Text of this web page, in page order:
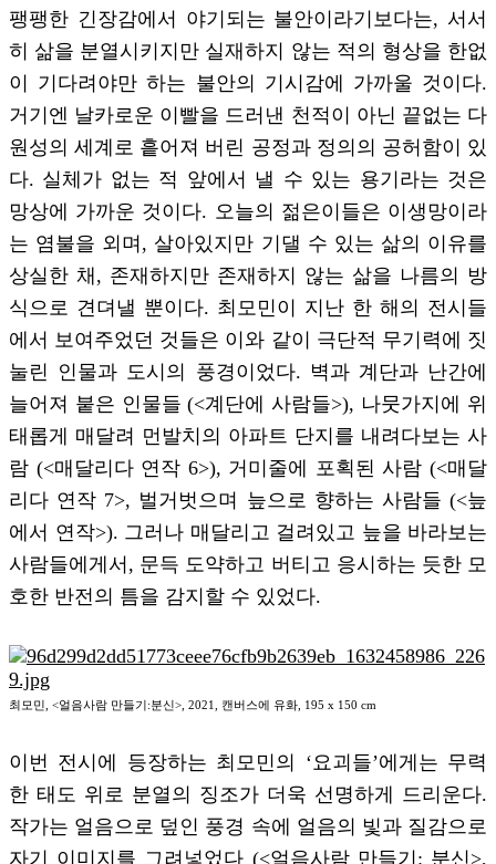
팽팽한 긴장감에서 야기되는 불안이라기보다는, 서서
히 삶을 분열시키지만 실재하지 않는 적의 형상을 한없
이 기다려야만 하는 불안의 기시감에 가까울 것이다.
거기엔 날카로운 이빨을 드러낸 천적이 아닌 끝없는 다
원성의 세계로 흩어져 버린 공정과 정의의 공허함이 있
다. 실체가 없는 적 앞에서 낼 수 있는 용기라는 것은
망상에 가까운 것이다. 오늘의 젊은이들은 이생망이라
는 염불을 외며, 살아있지만 기댈 수 있는 삶의 이유를
상실한 채, 존재하지만 존재하지 않는 삶을 나름의 방
식으로 견뎌낼 뿐이다. 최모민이 지난 한 해의 전시들
에서 보여주었던 것들은 이와 같이 극단적 무기력에 짓
눌린 인물과 도시의 풍경이었다. 벽과 계단과 난간에
늘어져 붙은 인물들 (<계단에 사람들>), 나뭇가지에 위
태롭게 매달려 먼발치의 아파트 단지를 내려다보는 사
람 (<매달리다 연작 6>), 거미줄에 포획된 사람 (<매달
리다 연작 7>, 벌거벗으며 늪으로 향하는 사람들 (<늪
에서 연작>). 그러나 매달리고 걸려있고 늪을 바라보는
사람들에게서, 문득 도약하고 버티고 응시하는 듯한 모
호한 반전의 틈을 감지할 수 있었다.
최모민, <얼음사람 만들기:분신>, 2021, 캔버스에 유화, 195 x 150 cm
이번 전시에 등장하는 최모민의 ‘요괴들’에게는 무력
한 태도 위로 분열의 징조가 더욱 선명하게 드리운다.
작가는 얼음으로 덮인 풍경 속에 얼음의 빛과 질감으로
자기 이미지를 그려넣었다 (<얼음사람 만들기: 분신>,